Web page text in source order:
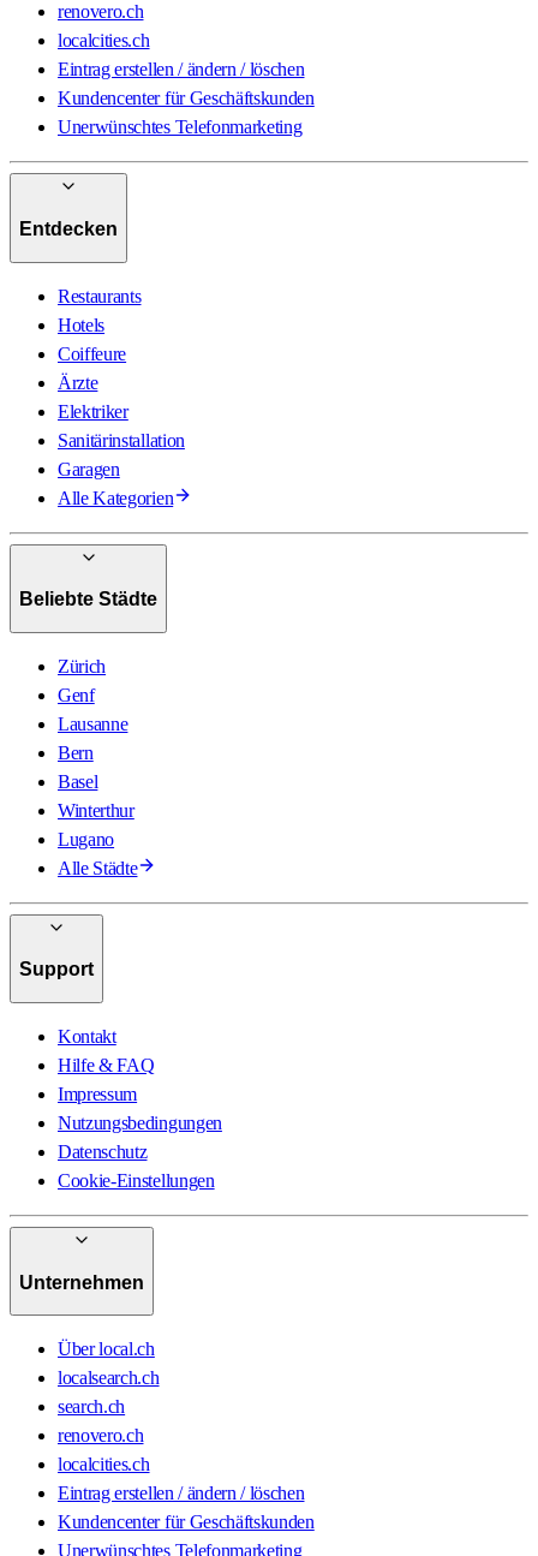
renovero.ch
localcities.ch
Eintrag erstellen / ändern / löschen
Kundencenter für Geschäftskunden
Unerwünschtes Telefonmarketing
Entdecken
Restaurants
Hotels
Coiffeure
Ärzte
Elektriker
Sanitärinstallation
Garagen
Alle Kategorien
Beliebte Städte
Zürich
Genf
Lausanne
Bern
Basel
Winterthur
Lugano
Alle Städte
Support
Kontakt
Hilfe & FAQ
Impressum
Nutzungsbedingungen
Datenschutz
Cookie-Einstellungen
Unternehmen
Über local.ch
localsearch.ch
search.ch
renovero.ch
localcities.ch
Eintrag erstellen / ändern / löschen
Kundencenter für Geschäftskunden
Unerwünschtes Telefonmarketing